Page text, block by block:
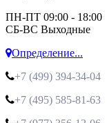
ПН-ПТ 09:00 - 18:00
СБ-ВС Выходные
Определение...
+7 (499) 394-34-04
+7 (495) 585-81-63